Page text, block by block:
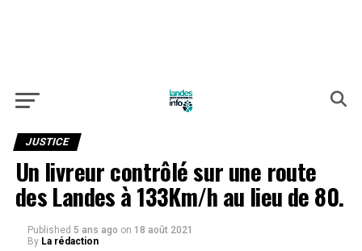
JUSTICE
Un livreur contrôlé sur une route
des Landes à 133Km/h au lieu de 80.
Published 5 ans ago on 18 août 2021
By La rédaction